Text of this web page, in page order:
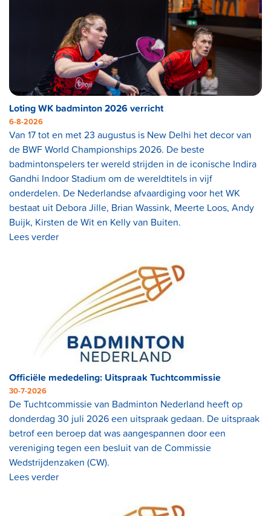
Loting WK badminton 2026 verricht
6-8-2026
Van 17 tot en met 23 augustus is New Delhi het decor van
de BWF World Championships 2026. De beste
badmintonspelers ter wereld strijden in de iconische Indira
Gandhi Indoor Stadium om de wereldtitels in vijf
onderdelen. De Nederlandse afvaardiging voor het WK
bestaat uit Debora Jille, Brian Wassink, Meerte Loos, Andy
Buijk, Kirsten de Wit en Kelly van Buiten.
Lees verder
Officiële mededeling: Uitspraak Tuchtcommissie
30-7-2026
De Tuchtcommissie van Badminton Nederland heeft op
donderdag 30 juli 2026 een uitspraak gedaan. De uitspraak
betrof een beroep dat was aangespannen door een
vereniging tegen een besluit van de Commissie
Wedstrijdenzaken (CW).
Lees verder